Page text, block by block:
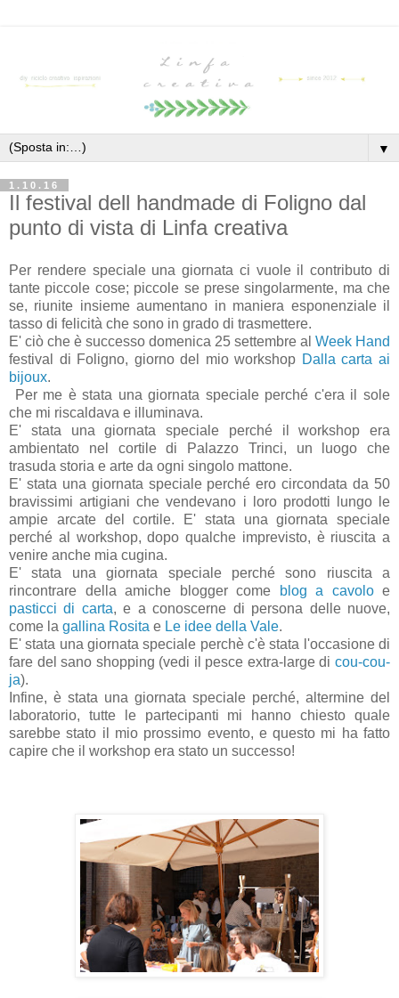
▼
1.10.16
Il festival dell handmade di Foligno dal
punto di vista di Linfa creativa
Per rendere speciale una giornata ci vuole il contributo di
tante piccole cose; piccole se prese singolarmente, ma che
se, riunite insieme aumentano in maniera esponenziale il
tasso di felicità che sono in grado di trasmettere.
E' ciò che è successo domenica 25 settembre al Week Hand
festival di Foligno, giorno del mio workshop Dalla carta ai
bijoux.
Per me è stata una giornata speciale perché c'era il sole
che mi riscaldava e illuminava.
E' stata una giornata speciale perché il workshop era
ambientato nel cortile di Palazzo Trinci, un luogo che
trasuda storia e arte da ogni singolo mattone.
E' stata una giornata speciale perché ero circondata da 50
bravissimi artigiani che vendevano i loro prodotti lungo le
ampie arcate del cortile. E' stata una giornata speciale
perché al workshop, dopo qualche imprevisto, è riuscita a
venire anche mia cugina.
E' stata una giornata speciale perché sono riuscita a
rincontrare della amiche blogger come
blog a cavoloe
pasticci di carta, e a conoscerne di persona delle nuove,
come la gallina Rosita e Le idee della Vale.
E' stata una giornata speciale perchè c'è stata l'occasione di
fare del sano shopping (vedi il pesce extra-large di cou-cou-
ja).
Infine, è stata una giornata speciale perché, altermine del
laboratorio, tutte le partecipanti mi hanno chiesto quale
sarebbe stato il mio prossimo evento, e questo mi ha fatto
capire che il workshop era stato un successo!